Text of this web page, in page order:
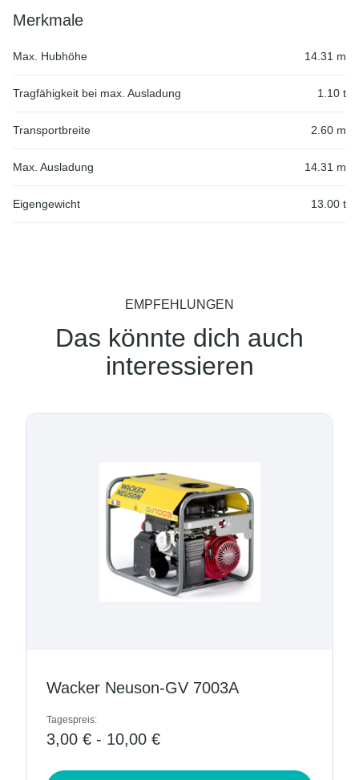
Merkmale
Max. Hubhöhe 14.31 m
Tragfähigkeit bei max. Ausladung 1.10 t
Transportbreite 2.60 m
Max. Ausladung 14.31 m
Eigengewicht 13.00 t
EMPFEHLUNGEN
Das könnte dich auch
interessieren
Wacker Neuson-GV 7003A
Tagespreis:
3,00 € - 10,00 €